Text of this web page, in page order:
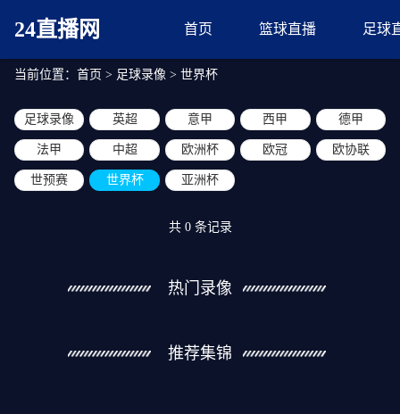
24直播网 首页 篮球直播 足球
当前位置： 首页 > 足球录像 > 世界杯
足球录像 英超 意甲 西甲 德甲
法甲 中超 欧洲杯 欧冠 欧协联
世预赛 世界杯 亚洲杯
共0 条记录
热门录像
推荐集锦